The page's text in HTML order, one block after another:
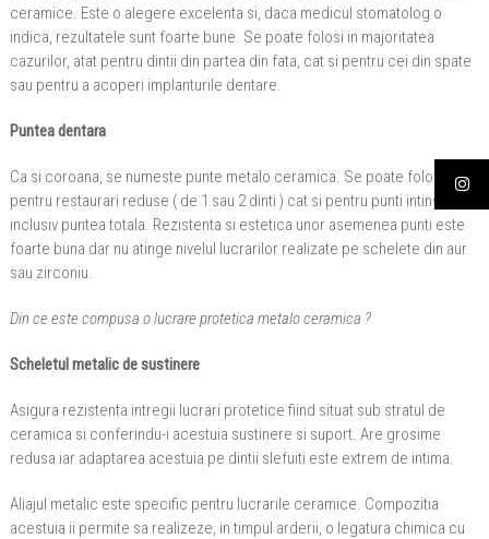
ceramice. Este o alegere excelenta si, daca medicul stomatolog o
indica, rezultatele sunt foarte bune. Se poate folosi in majoritatea
cazurilor, atat pentru dintii din partea din fata, cat si pentru cei din spate
sau pentru a acoperi implanturile dentare.
Puntea dentara
Ca si coroana, se numeste punte metalo ceramica. Se poate folosi atat
pentru restaurari reduse ( de 1 sau 2 dinti ) cat si pentru punti intinse
inclusiv puntea totala. Rezistenta si estetica unor asemenea punti este
foarte buna dar nu atinge nivelul lucrarilor realizate pe schelete din aur
sau zirconiu.
Din ce este compusa o lucrare protetica metalo ceramica ?
Scheletul metalic de sustinere
Asigura rezistenta intregii lucrari protetice fiind situat sub stratul de
ceramica si conferindu-i acestuia sustinere si suport. Are grosime
redusa iar adaptarea acestuia pe dintii slefuiti este extrem de intima.
Aliajul metalic este specific pentru lucrarile ceramice. Compozitia
acestuia ii permite sa realizeze, in timpul arderii, o legatura chimica cu